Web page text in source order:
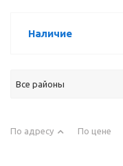
Наличие
Все районы
По адресу По цене